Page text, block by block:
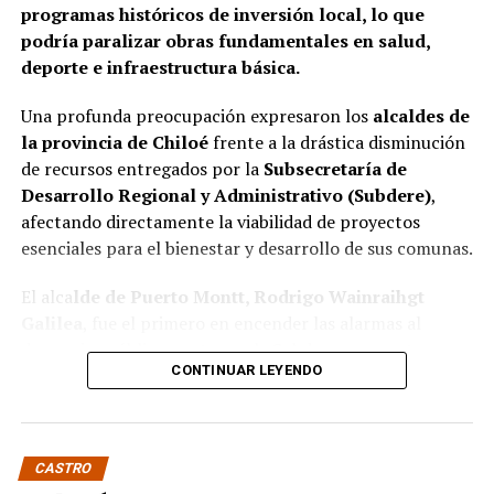
programas históricos de inversión local, lo que
podría paralizar obras fundamentales en salud,
deporte e infraestructura básica.
Una profunda preocupación expresaron los alcaldes de
la provincia de Chiloéfrente a la drástica disminución
de recursos entregados por la Subsecretaría de
Desarrollo Regional y Administrativo (Subdere),
afectando directamente la viabilidad de proyectos
esenciales para el bienestar y desarrollo de sus comunas.
El alca lde de Puerto Montt, Rodrigo Wainraihgt
denunciar públicamente que la Subdere no cuenta con
fondos para financiar iniciativas del Programa de
Mejoramiento de Barrios (PMB), a pesar de que muchas
ya estaban declaradas elegibles.
historia, la Subdere no tiene recursos para estos
CONTINUAR LEYENDO
CASTRO